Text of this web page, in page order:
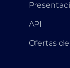
API
Ofertas